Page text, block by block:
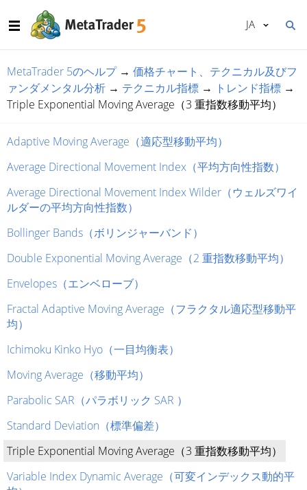
JA
MetaTrader 5のヘルプ→ 価格チャート、テクニカル及びフ
ァンダメンタル分析 → テクニカル指標 → トレンド指標 →
Triple Exponential Moving Average（3 重指数移動平均）
Adaptive Moving Average（適応型移動平均）
Average Directional Movement Index（平均方向性指数）
Average Directional Movement Index Wilder（ウェルズワイ
ルダーの平均方向性指数）
Bollinger Bands（ボリンジャーバンド）
Double Exponential Moving Average（2 重指数移動平均）
Envelopes（エンベローブ）
Fractal Adaptive Moving Average（フラクタル適応型移動平
均）
Ichimoku Kinko Hyo（一目均衡表）
Moving Average（移動平均）
Parabolic SAR（パラボリック SAR ）
Standard Deviation（標準偏差）
Triple Exponential Moving Average（3 重指数移動平均）
Variable Index Dynamic Average（可変インデックス動的平